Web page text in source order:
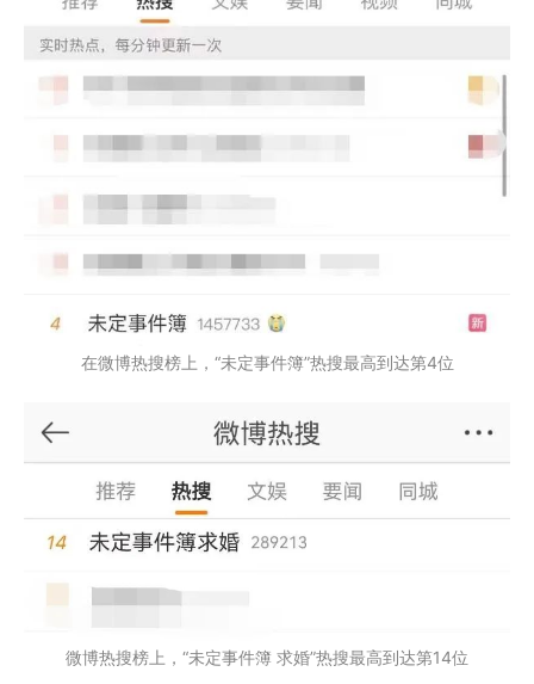
在微博热搜榜上，“未定事件簿”热搜最高到达第4位
微博热搜榜上，“未定事件簿 求婚”热搜最高到达第14位